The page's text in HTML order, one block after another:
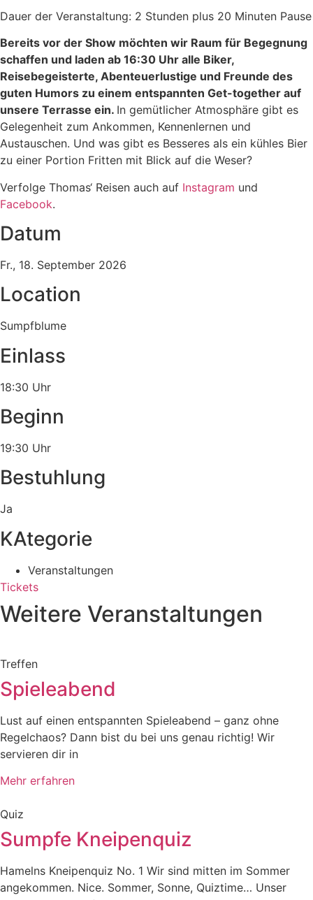
Dauer der Veranstaltung: 2 Stunden plus 20 Minuten Pause
Bereits vor der Show möchten wir Raum für Begegnung
schaffen und laden ab 16:30 Uhr alle Biker,
Reisebegeisterte, Abenteuerlustige und Freunde des
guten Humors zu einem entspannten Get-together auf
unsere Terrasse ein. In gemütlicher Atmosphäre gibt es
Gelegenheit zum Ankommen, Kennenlernen und
Austauschen. Und was gibt es Besseres als ein kühles Bier
zu einer Portion Fritten mit Blick auf die Weser?
Verfolge Thomas‘ Reisen auch auf Instagram und
Facebook.
Datum
Fr., 18. September 2026
Location
Sumpfblume
Einlass
18:30 Uhr
Beginn
19:30 Uhr
Bestuhlung
Ja
KAtegorie
Veranstaltungen
Tickets
Weitere Veranstaltungen
Treffen
Spieleabend
Lust auf einen entspannten Spieleabend – ganz ohne
Regelchaos? Dann bist du bei uns genau richtig! Wir
servieren dir in
Mehr erfahren
Quiz
Sumpfe Kneipenquiz
Hamelns Kneipenquiz No. 1 Wir sind mitten im Sommer
angekommen. Nice. Sommer, Sonne, Quiztime… Unser